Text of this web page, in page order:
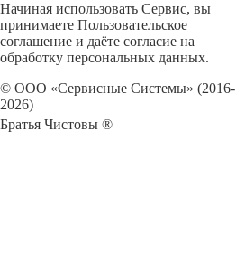
Начиная использовать Сервис, вы
принимаете Пользовательское
соглашение и даёте согласие на
обработку персональных данных.
© ООО «Сервисные Системы» (2016-
2026)
Братья Чистовы ®